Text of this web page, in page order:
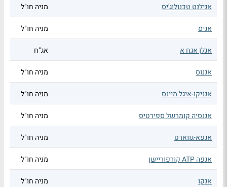
אגילנט טכנולוג'יס מניה חו"ל
אגיס מניה חו"ל
אגלן אגח א אג"ח
אגנוס מניה חו"ל
אגניקו-איגל מיינס מניה חו"ל
אגנסיה קומרשל ספירטיס מניה חו"ל
אגפא-גווארט מניה חו"ל
אגפה ATP קורפוריישן מניה חו"ל
אגקו מניה חו"ל